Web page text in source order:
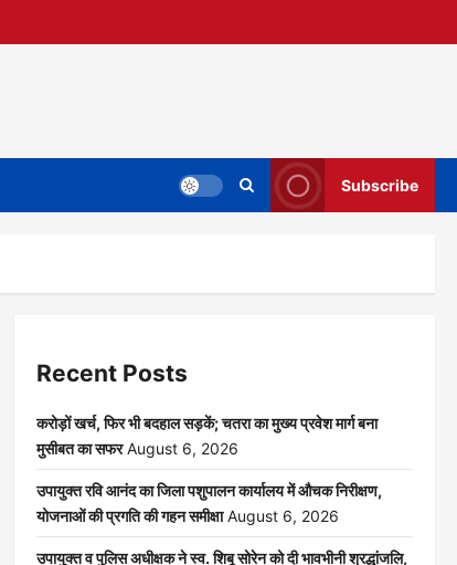
Subscribe
Recent Posts
करोड़ों खर्च, फिर भी बदहाल सड़कें; चतरा का मुख्य प्रवेश मार्ग बना
मुसीबत का सफर August 6, 2026
उपायुक्त रवि आनंद का जिला पशुपालन कार्यालय में औचक निरीक्षण,
योजनाओं की प्रगति की गहन समीक्षा August 6, 2026
उपायुक्त व पुलिस अधीक्षक ने स्व. शिबू सोरेन को दी भावभीनी श्रद्धांजलि,